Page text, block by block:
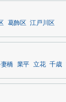
葛飾区 江戸川区
橋 業平 立花 千歳